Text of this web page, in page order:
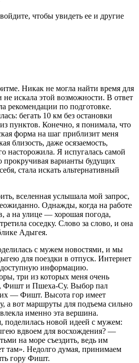
чтобы увидеть ее и другие
Никак не могла найти время для
не искала этой возможности. В ответ
рекомендации по подготовке.
бегать 10 км без остановки
пунктов. Конечно, я понимала, что
форма на шаг приблизит меня
близость, даже осязаемость,
насторожила. Я испугалась самой
варианты будущих
стала искать альтернативный
вселенная услышала мой запрос,
Однажды, когда на работе
а на улице — хорошая погода,
соседку. Слово за слово, и она
Адыгея.
с мужем новостями, и мы
для поездки в отпуск. Интернет
информацию.
три из которых меня очень
Фишт и Пшеха-Су. Выбор пал
— Фишт. Высота гор имеет
а вот маршруты для подъема сильно
именно эта вершина.
поделилась новой идеей с мужем:
вдвоем для восхождения? —
на море съездить, ведь им
там». Недолго думая, принимаем
гору Фишт.